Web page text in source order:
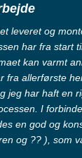
leveret og
har fra start
kan varmt
fra allerførste
jeg har haft en
I
en god og
og ?? ), som